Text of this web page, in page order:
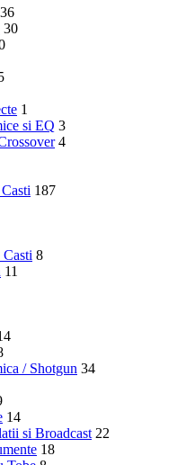
36
30
1
si EQ 3
4
187
8
11
/ Shotgun 34
14
si Broadcast 22
18